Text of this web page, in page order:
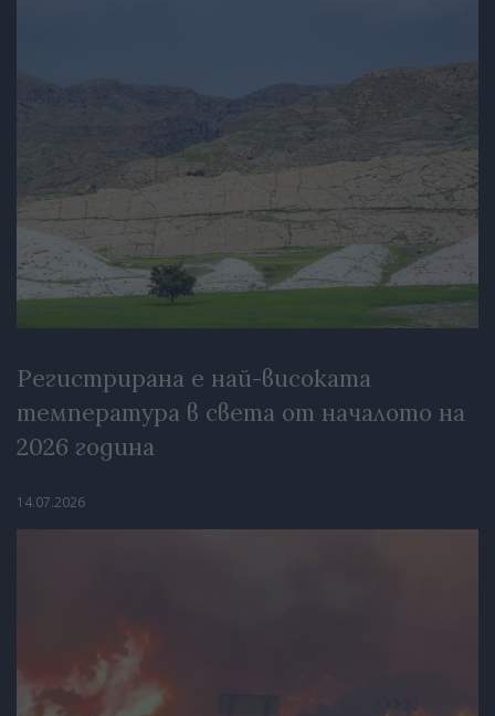
Регистрирана е най-високата
температура в света от началото на
2026 година
14.07.2026